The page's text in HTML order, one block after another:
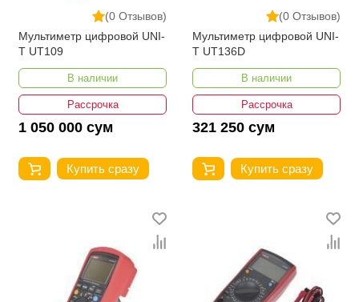
(0 Отзывов)
Мультиметр цифровой UNI-
T UT109
В наличии
Рассрочка
1 050 000 сум
Купить сразу
(0 Отзывов)
Мультиметр цифровой UNI-
T UT136D
В наличии
Рассрочка
321 250 сум
Купить сразу